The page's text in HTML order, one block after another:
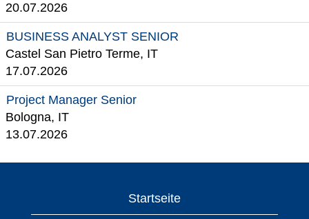
20.07.2026
BUSINESS ANALYST SENIOR
Castel San Pietro Terme, IT
17.07.2026
Project Manager Senior
Bologna, IT
13.07.2026
Startseite